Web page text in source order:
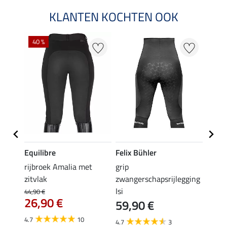
KLANTEN KOCHTEN OOK
40 %
Equilibre
rijbroek Amalia met
zitvlak
44,90 €
26,90 €
4.7 10
Felix Bühler
grip
zwangerschapsrijlegging
Isi
59,90 €
4.7 3